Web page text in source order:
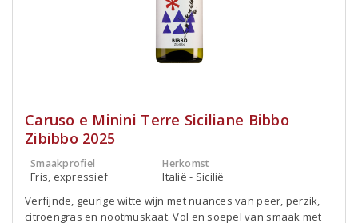
Caruso e Minini Terre Siciliane Bibbo
Zibibbo 2025
Smaakprofiel
Fris, expressief
Herkomst
Italië - Sicilië
Verfijnde, geurige witte wijn met nuances van peer, perzik,
citroengras en nootmuskaat. Vol en soepel van smaak met